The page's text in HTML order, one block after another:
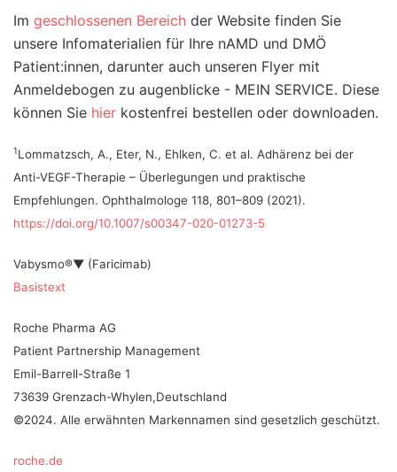
Im geschlossenen Bereich der Website finden Sie
unsere Infomaterialien für Ihre nAMD und DMÖ
Patient:innen, darunter auch unseren Flyer mit
Anmeldebogen zu augenblicke - MEIN SERVICE. Diese
können Sie hier kostenfrei bestellen oder downloaden.
1Lommatzsch, A., Eter, N., Ehlken, C. et al. Adhärenz bei der
Anti-VEGF-Therapie – Überlegungen und praktische
Empfehlungen. Ophthalmologe 118, 801–809 (2021).
https://doi.org/10.1007/s00347-020-01273-5
Vabysmo®▼ (Faricimab)
Basistext
Roche Pharma AG
Patient Partnership Management
Emil-Barrell-Straße 1
73639 Grenzach-Whylen,Deutschland
©2024. Alle erwähnten Markennamen sind gesetzlich geschützt.
roche.de